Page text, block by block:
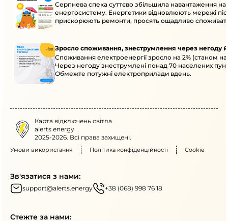
Серпнева спека суттєво збільшила навантаження на
енергосистему. Енергетики відновлюють мережі
прискорюють ремонти, просять ощадливо
Зросло споживання, знеструмлення через негоду
Споживання електроенергії зросло на 2% (станом на
Через негоду знеструмлені понад 70 населених
Обмежте потужні електроприлади вдень.
Карта відключень світла
alerts.energy
2025-2026. Всі права захищені.
Умови використання Політика конфіденційності Cookie
Зв'язатися з нами:
support@alerts.energy +38 (068) 998 76 18
Стежте за нами: